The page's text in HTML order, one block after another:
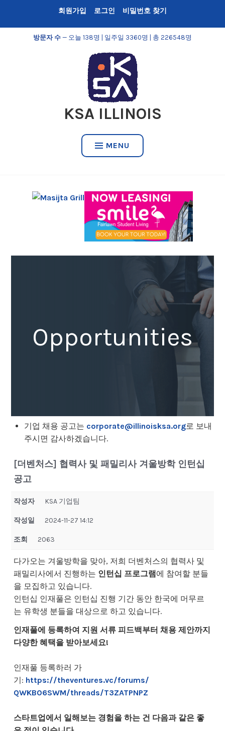
content
회원가입 로그인 비밀번호 찾기
방문자 수 — 오늘 138명 | 일주일 3360명 | 총 226548명
KSA ILLINOIS
MENU
Opportunities
기업 채용 공고는 corporate@illinoisksa.org로 보내
주시면 감사하겠습니다.
[더벤처스] 협력사 및 패밀리사 겨울방학 인턴십
공고
작성자 KSA 기업팀
작성일 2024-11-27 14:12
조회 2063
다가오는 겨울방학을 맞아, 저희 더벤처스의 협력사 및
패밀리사에서 진행하는 인턴십 프로그램에 참여할 분들
을 모집하고 있습니다.
인턴십 인재풀은 인턴십 진행 기간 동안 한국에 머무르
는 유학생 분들을 대상으로 하고 있습니다.
인재풀에 등록하여 지원 서류 피드백부터 채용 제안까지
다양한 혜택을 받아보세요!
인재풀 등록하러 가
기: https://theventures.vc/forums/
QWKB06SWM/threads/T3ZATPNPZ
스타트업에서 일해보는 경험을 하는 건 다음과 같은 좋